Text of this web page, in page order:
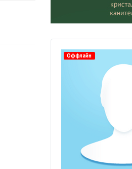
Оффлайн